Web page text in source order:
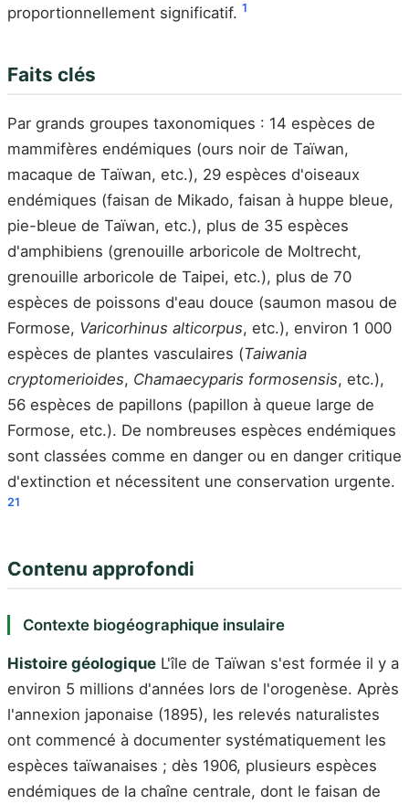
proportionnellement significatif. 1
Faits clés
Par grands groupes taxonomiques : 14 espèces de
mammifères endémiques (ours noir de Taïwan,
macaque de Taïwan, etc.), 29 espèces d'oiseaux
endémiques (faisan de Mikado, faisan à huppe bleue,
pie-bleue de Taïwan, etc.), plus de 35 espèces
d'amphibiens (grenouille arboricole de Moltrecht,
grenouille arboricole de Taipei, etc.), plus de 70
espèces de poissons d'eau douce (saumon masou de
Formose, Varicorhinus alticorpus, etc.), environ 1 000
espèces de plantes vasculaires (Taiwania
cryptomerioides, Chamaecyparis formosensis, etc.),
56 espèces de papillons (papillon à queue large de
Formose, etc.). De nombreuses espèces endémiques
sont classées comme en danger ou en danger critique
d'extinction et nécessitent une conservation urgente.
21
Contenu approfondi
Contexte biogéographique insulaire
Histoire géologique L'île de Taïwan s'est formée il y a
environ 5 millions d'années lors de l'orogenèse. Après
l'annexion japonaise (1895), les relevés naturalistes
ont commencé à documenter systématiquement les
espèces taïwanaises ; dès 1906, plusieurs espèces
endémiques de la chaîne centrale, dont le faisan de